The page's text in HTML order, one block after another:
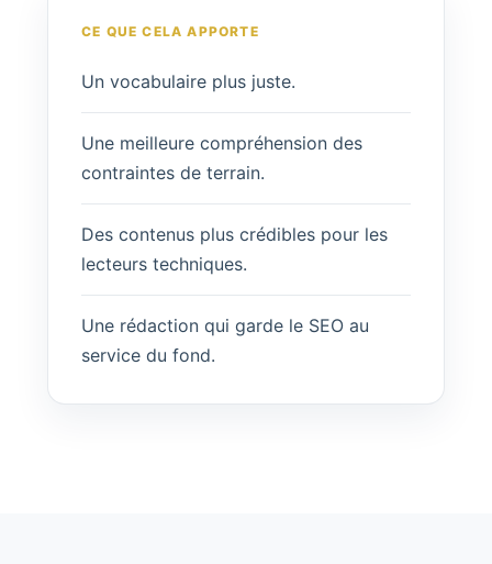
CE QUE CELA APPORTE
Un vocabulaire plus juste.
Une meilleure compréhension des
contraintes de terrain.
Des contenus plus crédibles pour les
lecteurs techniques.
Une rédaction qui garde le SEO au
service du fond.